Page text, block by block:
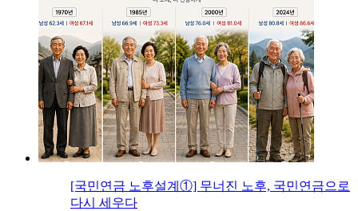
[국민연금 노후설계①] 무너진 노후, 국민연금으로
다시 세우다